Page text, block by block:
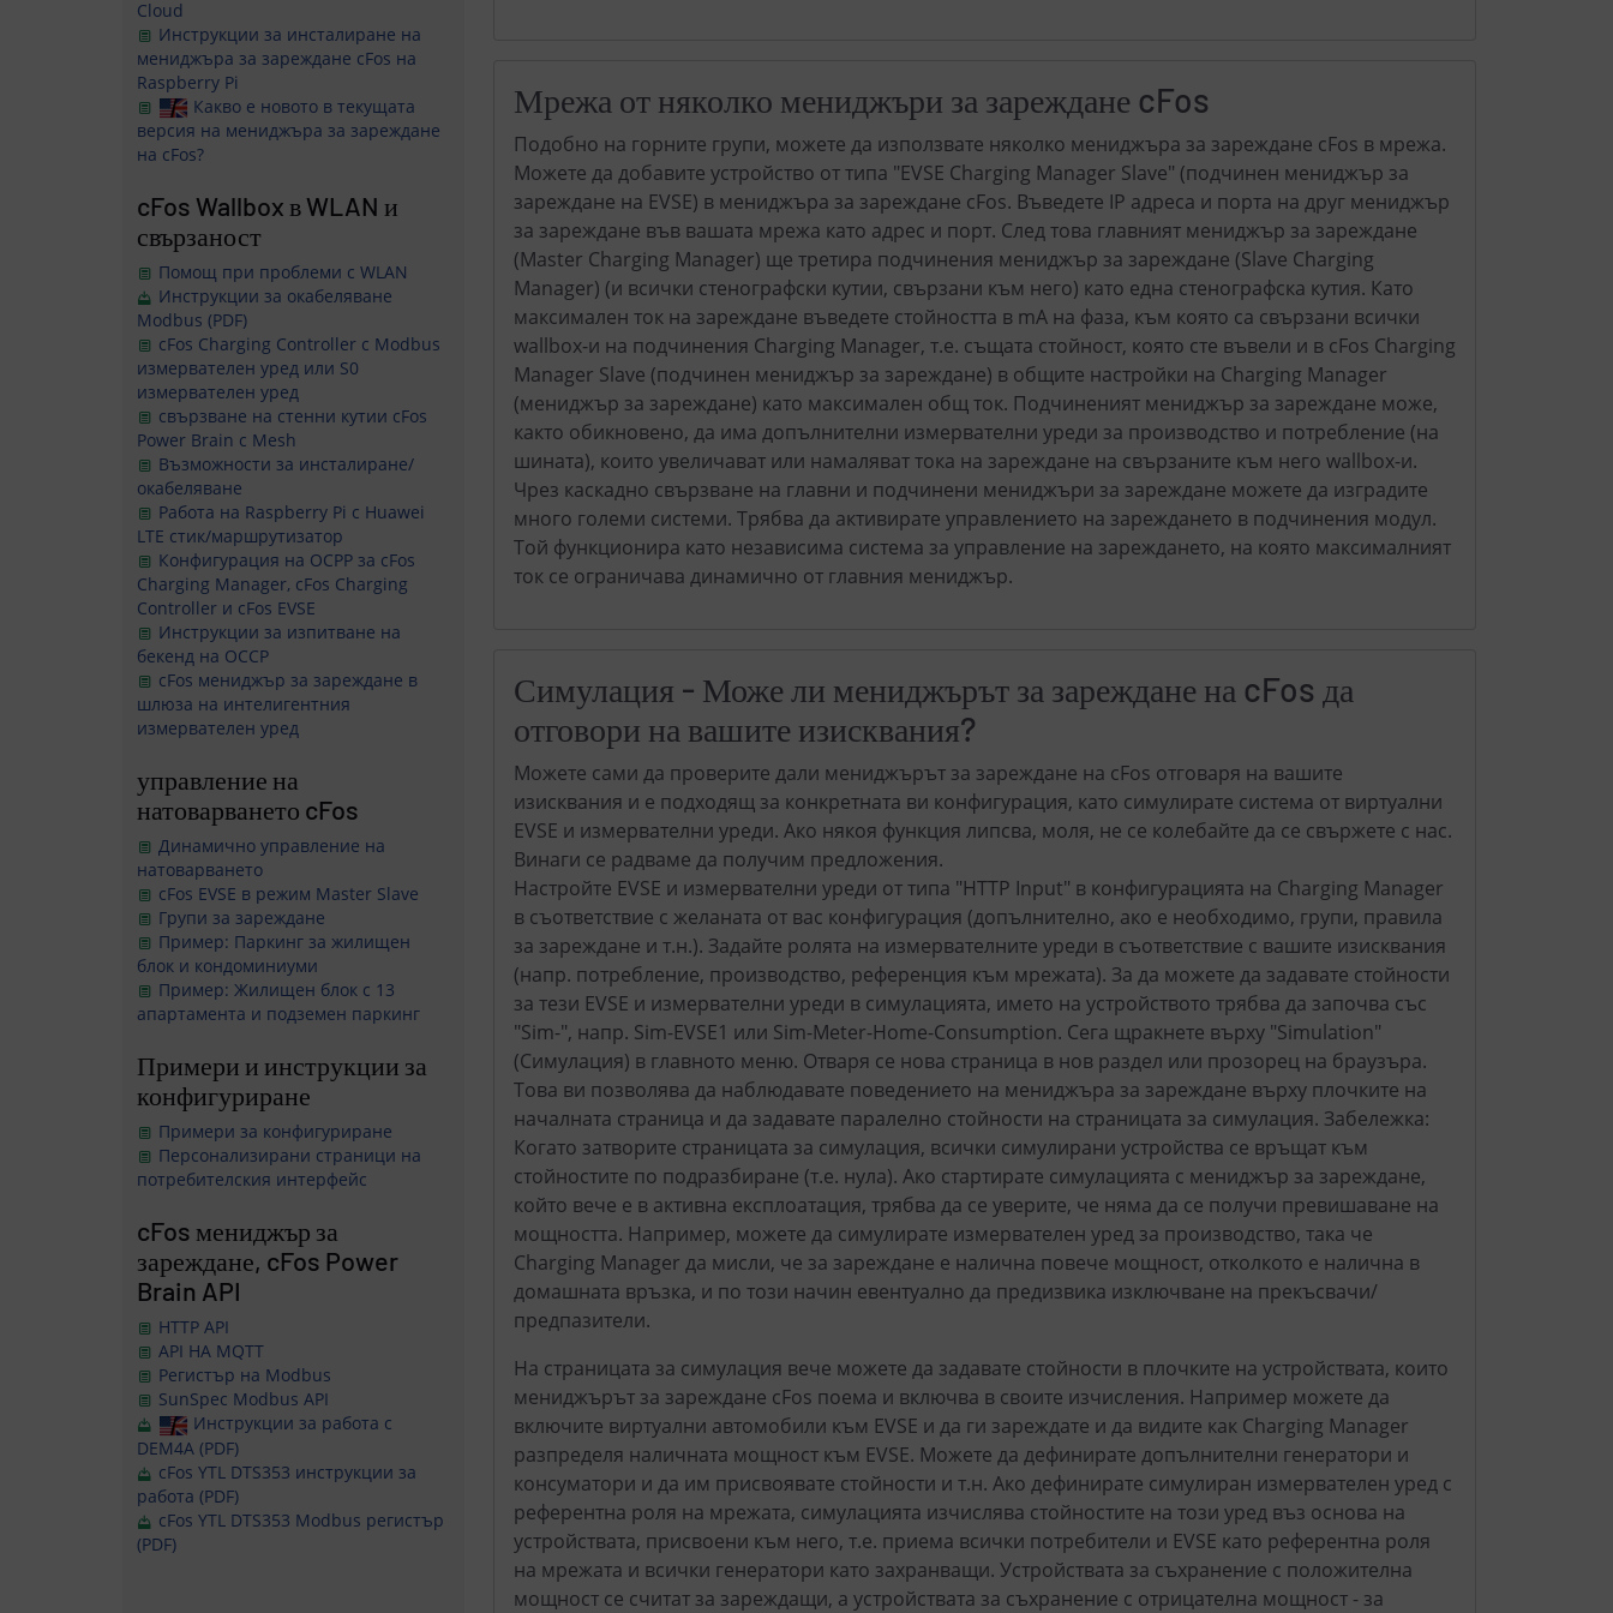
Cloud
Инструкции за инсталиране на
мениджъра за зареждане cFos на
Raspberry Pi
Какво е новото в текущата
версия на мениджъра за зареждане
на cFos?
cFos Wallbox в WLAN и
свързаност
Помощ при проблеми с WLAN
Инструкции за окабеляване
Modbus (PDF)
cFos Charging Controller с Modbus
измервателен уред или S0
измервателен уред
свързване на стенни кутии cFos
Power Brain с Mesh
Възможности за инсталиране/
окабеляване
Работа на Raspberry Pi с Huawei
LTE стик/маршрутизатор
Конфигурация на OCPP за cFos
Charging Manager, cFos Charging
Controller и cFos EVSE
Инструкции за изпитване на
бекенд на OCCP
cFos мениджър за зареждане в
шлюза на интелигентния
измервателен уред
управление на
натоварването cFos
Динамично управление на
натоварването
cFos EVSE в режим Master Slave
Групи за зареждане
Пример: Паркинг за жилищен
блок и кондоминиуми
Пример: Жилищен блок с 13
апартамента и подземен паркинг
Примери и инструкции за
конфигуриране
Примери за конфигуриране
Персонализирани страници на
потребителския интерфейс
cFos мениджър за
зареждане, cFos Power
Brain API
HTTP API
API НА MQTT
Регистър на Modbus
SunSpec Modbus API
Инструкции за работа с
DEM4A (PDF)
cFos YTL DTS353 инструкции за
работа (PDF)
cFos YTL DTS353 Modbus регистър
(PDF)
Мрежа от няколко мениджъри за зареждане cFos
Подобно на горните групи, можете да използвате няколко мениджъра за зареждане cFos в мрежа.
Можете да добавите устройство от типа "EVSE Charging Manager Slave" (подчинен мениджър за
зареждане на EVSE) в мениджъра за зареждане cFos. Въведете IP адреса и порта на друг мениджър
за зареждане във вашата мрежа като адрес и порт. След това главният мениджър за зареждане
(Master Charging Manager) ще третира подчинения мениджър за зареждане (Slave Charging
Manager) (и всички стенографски кутии, свързани към него) като една стенографска кутия. Като
максимален ток на зареждане въведете стойността в mA на фаза, към която са свързани всички
wallbox-и на подчинения Charging Manager, т.е. същата стойност, която сте въвели и в cFos Charging
Manager Slave (подчинен мениджър за зареждане) в общите настройки на Charging Manager
(мениджър за зареждане) като максимален общ ток. Подчиненият мениджър за зареждане може,
както обикновено, да има допълнителни измервателни уреди за производство и потребление (на
шината), които увеличават или намаляват тока на зареждане на свързаните към него wallbox-и.
Чрез каскадно свързване на главни и подчинени мениджъри за зареждане можете да изградите
много големи системи. Трябва да активирате управлението на зареждането в подчинения модул.
Той функционира като независима система за управление на зареждането, на която максималният
ток се ограничава динамично от главния мениджър.
Симулация - Може ли мениджърът за зареждане на cFos да
отговори на вашите изисквания?
Можете сами да проверите дали мениджърът за зареждане на cFos отговаря на вашите
изисквания и е подходящ за конкретната ви конфигурация, като симулирате система от виртуални
EVSE и измервателни уреди. Ако някоя функция липсва, моля, не се колебайте да се свържете с нас.
Винаги се радваме да получим предложения.
Настройте EVSE и измервателни уреди от типа "HTTP Input" в конфигурацията на Charging Manager
в съответствие с желаната от вас конфигурация (допълнително, ако е необходимо, групи, правила
за зареждане и т.н.). Задайте ролята на измервателните уреди в съответствие с вашите изисквания
(напр. потребление, производство, референция към мрежата). За да можете да задавате стойности
за тези EVSE и измервателни уреди в симулацията, името на устройството трябва да започва със
"Sim-", напр. Sim-EVSE1 или Sim-Meter-Home-Consumption. Сега щракнете върху "Simulation"
(Симулация) в главното меню. Отваря се нова страница в нов раздел или прозорец на браузъра.
Това ви позволява да наблюдавате поведението на мениджъра за зареждане върху плочките на
началната страница и да задавате паралелно стойности на страницата за симулация. Забележка:
Когато затворите страницата за симулация, всички симулирани устройства се връщат към
стойностите по подразбиране (т.е. нула). Ако стартирате симулацията с мениджър за зареждане,
който вече е в активна експлоатация, трябва да се уверите, че няма да се получи превишаване на
мощността. Например, можете да симулирате измервателен уред за производство, така че
Charging Manager да мисли, че за зареждане е налична повече мощност, отколкото е налична в
домашната връзка, и по този начин евентуално да предизвика изключване на прекъсвачи/
предпазители.
На страницата за симулация вече можете да задавате стойности в плочките на устройствата, които
мениджърът за зареждане cFos поема и включва в своите изчисления. Например можете да
включите виртуални автомобили към EVSE и да ги зареждате и да видите как Charging Manager
разпределя наличната мощност към EVSE. Можете да дефинирате допълнителни генератори и
консуматори и да им присвоявате стойности и т.н. Ако дефинирате симулиран измервателен уред с
референтна роля на мрежата, симулацията изчислява стойностите на този уред въз основа на
устройствата, присвоени към него, т.е. приема всички потребители и EVSE като референтна роля
на мрежата и всички генератори като захранващи. Устройствата за съхранение с положителна
мощност се считат за зареждащи, а устройствата за съхранение с отрицателна мощност - за